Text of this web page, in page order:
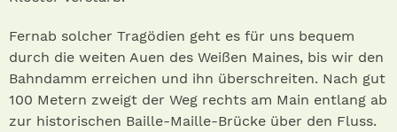
Fernab solcher Tragödien geht es für uns bequem
durch die weiten Auen des Weißen Maines, bis wir den
Bahndamm erreichen und ihn überschreiten. Nach gut
100 Metern zweigt der Weg rechts am Main entlang ab
zur historischen Baille-Maille-Brücke über den Fluss.